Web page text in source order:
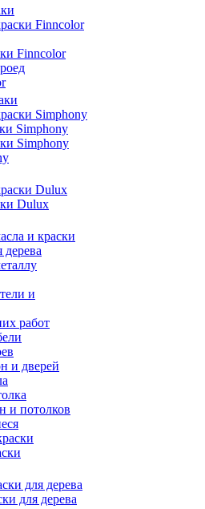
Finncolor
Finncolor
Simphony
Simphony
Simphony
Dulux
Dulux
и краски
и
работ
и дверей
и потолков
для дерева
для дерева